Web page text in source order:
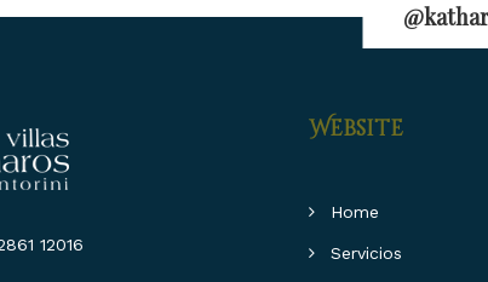
12016
Website
Home
Servicios